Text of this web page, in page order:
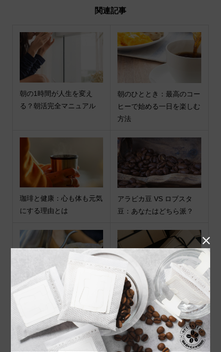
関連記事
朝の1時間が人生を変え
る？朝活完全マニュアル
朝のひととき：最高のコー
ヒーで始める一日を楽しむ
方法
珈琲と健康：心も体も元気
にする理由とは
アラビカ豆 VS ロブスタ
豆：あなたはどちら派？
あなたの好みを見つける、
コーヒー飲み比べのすすめ
もらって嬉しいコーヒーギ
フト｜失敗しない選び方と
人気おすすめ5選【2025...
